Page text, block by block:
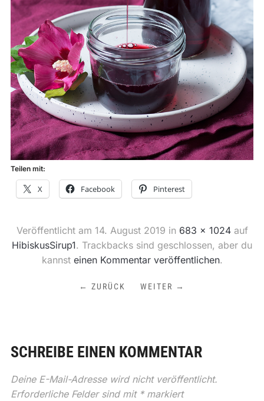
Teilen mit:
X Facebook Pinterest
Veröffentlicht am 14. August 2019 in 683 × 1024auf
HibiskusSirup1. Trackbacks sind geschlossen, aber du
kannst einen Kommentar veröffentlichen.
← ZURÜCK WEITER →
SCHREIBE EINEN KOMMENTAR
Deine E-Mail-Adresse wird nicht veröffentlicht.
Erforderliche Felder sind mit *markiert